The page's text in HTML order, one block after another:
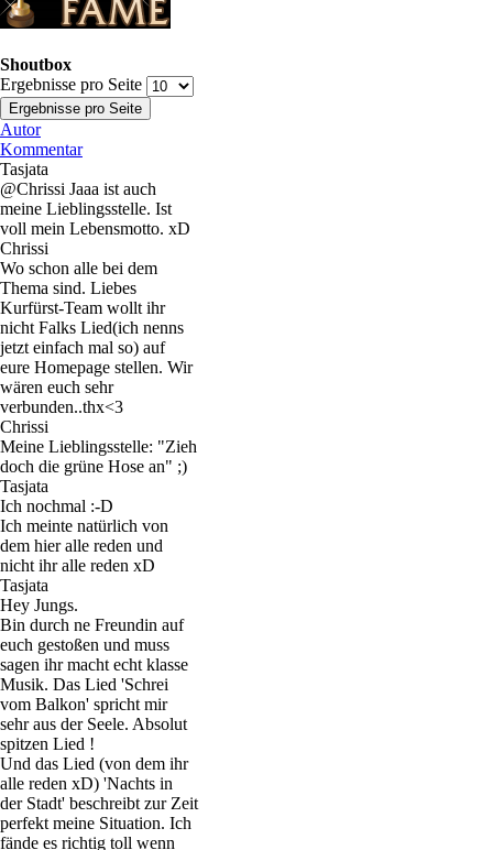
Shoutbox
Ergebnisse pro Seite
Autor
Kommentar
Tasjata
@Chrissi Jaaa ist auch
meine Lieblingsstelle. Ist
voll mein Lebensmotto. xD
Chrissi
Wo schon alle bei dem
Thema sind. Liebes
Kurfürst-Team wollt ihr
nicht Falks Lied(ich nenns
jetzt einfach mal so) auf
eure Homepage stellen. Wir
wären euch sehr
verbunden..thx<3
Chrissi
Meine Lieblingsstelle: "Zieh
doch die grüne Hose an" ;)
Tasjata
Ich nochmal :-D
Ich meinte natürlich von
dem hier alle reden und
nicht ihr alle reden xD
Tasjata
Hey Jungs.
Bin durch ne Freundin auf
euch gestoßen und muss
sagen ihr macht echt klasse
Musik. Das Lied 'Schrei
vom Balkon' spricht mir
sehr aus der Seele. Absolut
spitzen Lied !
Und das Lied (von dem ihr
alle reden xD) 'Nachts in
der Stadt' beschreibt zur Zeit
perfekt meine Situation. Ich
fände es richtig toll wenn